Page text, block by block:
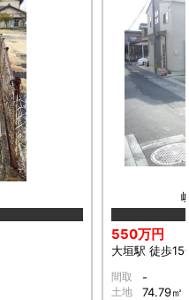
550万円
大垣駅 徒歩15
間取 -
土地 74.79㎡